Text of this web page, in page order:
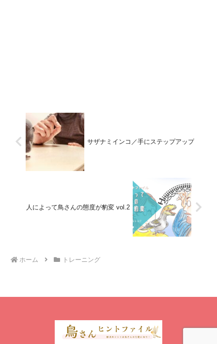
サザナミインコ／手にステップアップ
人によって鳥さんの態度が豹変 vol.2
ホーム トレーニング